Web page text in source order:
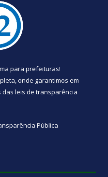
para prefeituras!
onde garantimos em
das leis de transparência
Pública